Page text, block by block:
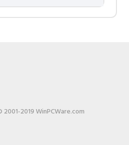
2019 WinPCWare.com